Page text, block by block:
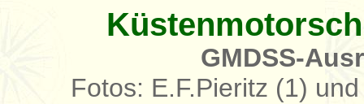
GMDSS-
Fotos: E.F.Pieritz (1)